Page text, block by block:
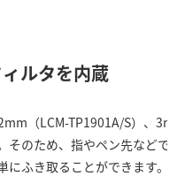
ルタを内蔵
（LCM-TP1901A/S）、
そのため、指やペン先などで
ふき取ることができます。